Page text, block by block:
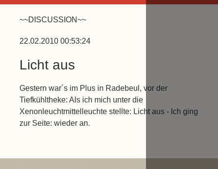
~~DISCUSSION~~
22.02.2010 00:53:24
Licht aus
Gestern war´s im Plus in Radebeul, vor der
Tiefkühltheke: Als ich mich unter die
Xenonleuchtmittelleuchte stellte: Licht aus - Ich ging
zur Seite: wieder an.